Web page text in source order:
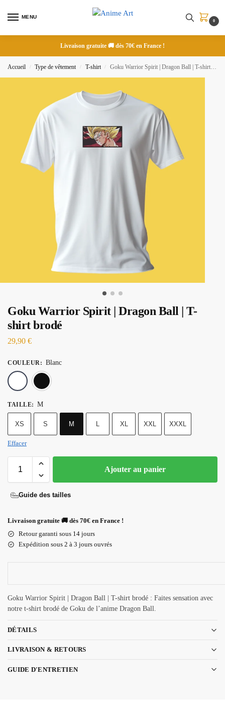
MENU
0
Livraison gratuite 🚚 dès 70€ en France !
Accueil / Type de vêtement / T-shirt / Goku Warrior Spirit | Dragon Ball | T-shirt brodé
Goku Warrior Spirit | Dragon Ball | T-
shirt brodé
29,90 €
COULEUR : Blanc
TAILLE: M
XS S M L XL XXL XXXL
Effacer
Ajouter au panier
Guide des tailles
Livraison gratuite 🚚 dès 70€ en France !
Retour garanti sous 14 jours
Expédition sous 2 à 3 jours ouvrés
Goku Warrior Spirit | Dragon Ball | T-shirt brodé : Faites sensation avec
notre t-shirt brodé de Goku de l’anime Dragon Ball.
DÉTAILS
LIVRAISON & RETOURS
GUIDE D'ENTRETIEN